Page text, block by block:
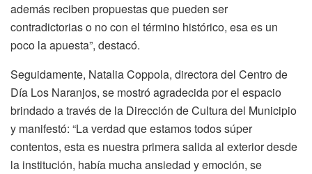
además reciben propuestas que pueden ser
contradictorias o no con el término histórico, esa es un
poco la apuesta”, destacó.
Seguidamente, Natalia Coppola, directora del Centro de
Día Los Naranjos, se mostró agradecida por el espacio
brindado a través de la Dirección de Cultura del Municipio
y manifestó: “La verdad que estamos todos súper
contentos, esta es nuestra primera salida al exterior desde
la institución, había mucha ansiedad y emoción, se